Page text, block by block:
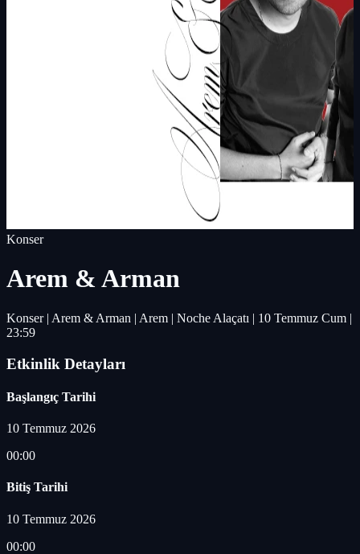
Konser
Arem & Arman
Konser | Arem & Arman | Arem | Noche Alaçatı | 10 Temmuz Cum |
23:59
Etkinlik Detayları
Başlangıç Tarihi
10 Temmuz 2026
00:00
Bitiş Tarihi
10 Temmuz 2026
00:00